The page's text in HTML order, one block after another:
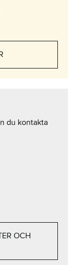
du kontakta
OCH